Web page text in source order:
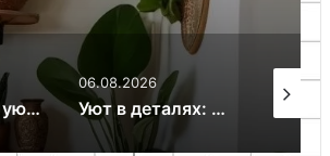
Как создать уют в доме с помощью света
06.08.2026
Уют в деталях: как декоративные подушки и пледы преображают интерьер